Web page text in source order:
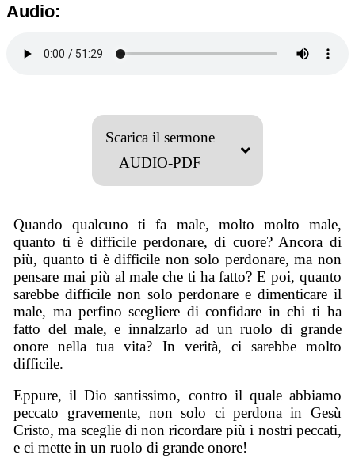
Audio:
Scarica il sermone
AUDIO-PDF
Quando qualcuno ti fa male, molto molto male,
quanto ti è difficile perdonare, di cuore? Ancora di
più, quanto ti è difficile non solo perdonare, ma non
pensare mai più al male che ti ha fatto? E poi, quanto
sarebbe difficile non solo perdonare e dimenticare il
male, ma perfino scegliere di confidare in chi ti ha
fatto del male, e innalzarlo ad un ruolo di grande
onore nella tua vita? In verità, ci sarebbe molto
difficile.
Eppure, il Dio santissimo, contro il quale abbiamo
peccato gravemente, non solo ci perdona in Gesù
Cristo, ma sceglie di non ricordare più i nostri peccati,
e ci mette in un ruolo di grande onore!